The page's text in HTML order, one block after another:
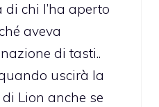
chi l’ha aperto
aveva
di tasti..
uscirà la
Lion anche se